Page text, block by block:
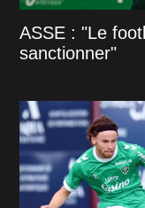
ASSE : "Le
sanctionner"